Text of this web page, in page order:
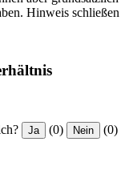
Hinweis schließen
Ja (0) Nein (0)